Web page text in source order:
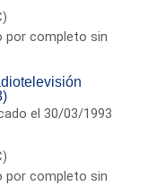
por completo sin
el 30/03/1993
por completo sin